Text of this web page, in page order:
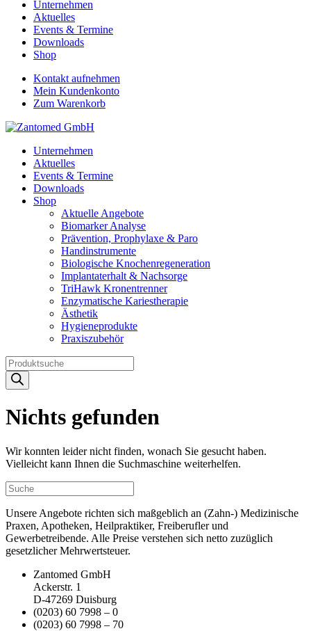
Unternehmen
Aktuelles
Events & Termine
Downloads
Shop
Kontakt aufnehmen
Mein Kundenkonto
Zum Warenkorb
Unternehmen
Aktuelles
Events & Termine
Downloads
Shop
Aktuelle Angebote
Biomarker Analyse
Prävention, Prophylaxe & Paro
Handinstrumente
Biologische Knochenregeneration
Implantaterhalt & Nachsorge
TriHawk Kronentrenner
Enzymatische Kariestherapie
Ästhetik
Hygieneprodukte
Praxiszubehör
Products
search
Nichts gefunden
Wir konnten leider nicht finden, wonach Sie gesucht haben.
Vielleicht kann Ihnen die Suchmaschine weiterhelfen.
Unsere Angebote richten sich maßgeblich an (Zahn-) Medizinische
Praxen, Apotheken, Heilpraktiker, Freiberufler und
Gewerbetreibende. Alle Preise verstehen sich netto zuzüglich
gesetzlicher Mehrwertsteuer.
Zantomed GmbH
Ackerstr. 1
D-47269 Duisburg
(0203) 60 7998 – 0
(0203) 60 7998 – 70